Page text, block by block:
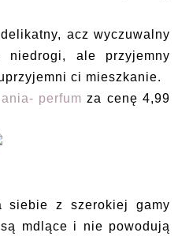
acz wyczuwalny
niedrogi, ale przyjemny
ci mieszkanie.
perfum za cenę 4,99
z szerokiej gamy
mdlące i nie powodują